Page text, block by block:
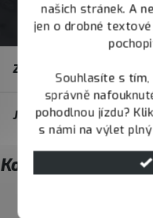
našich stránek. A
jen o drobné
Souhlasíte s tím,
správně
pohodlnou jízdu?
s námi na výlet
t
í
Zákaznický servis
JOY.BIKE
Kontakt